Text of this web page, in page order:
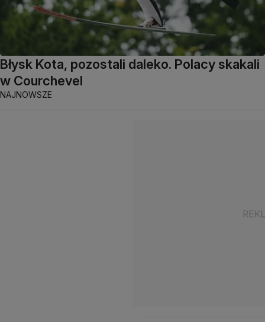
Błysk Kota, pozostali daleko. Polacy skakali
w Courchevel
NAJNOWSZE